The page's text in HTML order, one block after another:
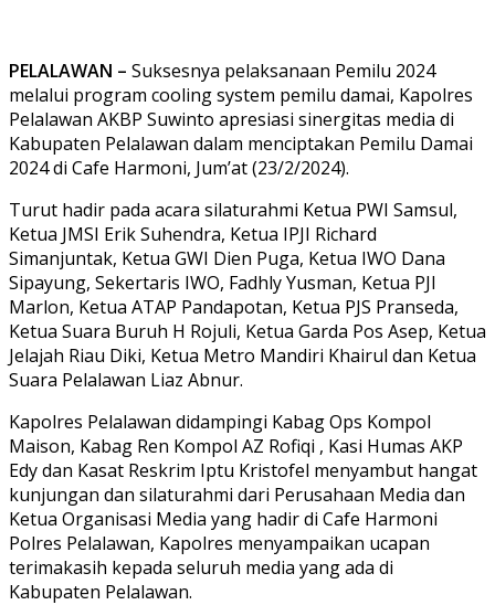
PELALAWAN – Suksesnya pelaksanaan Pemilu 2024
melalui program cooling system pemilu damai, Kapolres
Pelalawan AKBP Suwinto apresiasi sinergitas media di
Kabupaten Pelalawan dalam menciptakan Pemilu Damai
2024 di Cafe Harmoni, Jum’at (23/2/2024).
Turut hadir pada acara silaturahmi Ketua PWI Samsul,
Ketua JMSI Erik Suhendra, Ketua IPJI Richard
Simanjuntak, Ketua GWI Dien Puga, Ketua IWO Dana
Sipayung, Sekertaris IWO, Fadhly Yusman, Ketua PJI
Marlon, Ketua ATAP Pandapotan, Ketua PJS Pranseda,
Ketua Suara Buruh H Rojuli, Ketua Garda Pos Asep, Ketua
Jelajah Riau Diki, Ketua Metro Mandiri Khairul dan Ketua
Suara Pelalawan Liaz Abnur.
Kapolres Pelalawan didampingi Kabag Ops Kompol
Maison, Kabag Ren Kompol AZ Rofiqi , Kasi Humas AKP
Edy dan Kasat Reskrim Iptu Kristofel menyambut hangat
kunjungan dan silaturahmi dari Perusahaan Media dan
Ketua Organisasi Media yang hadir di Cafe Harmoni
Polres Pelalawan, Kapolres menyampaikan ucapan
terimakasih kepada seluruh media yang ada di
Kabupaten Pelalawan.